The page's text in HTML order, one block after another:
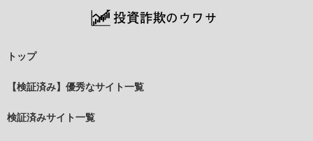
トップ
【検証済み】優秀なサイト一覧
検証済みサイト一覧